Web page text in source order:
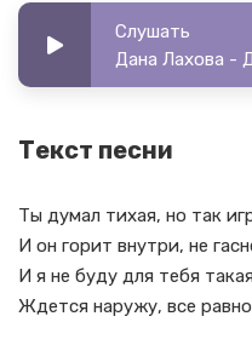
Слушать
Дана Лахова -
Текст песни
Ты думал тихая, но так
И он горит внутри, не
И я не буду для тебя
Ждется наружу, все